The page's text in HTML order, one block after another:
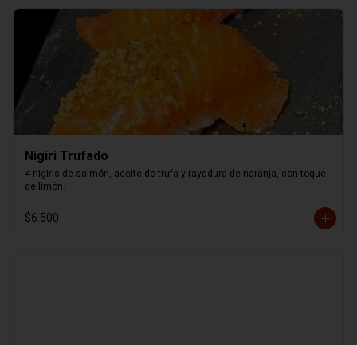
Nigiri Trufado
4 nigiris de salmón, aceite de trufa y rayadura de naranja, con toque
de limón.
$6.500